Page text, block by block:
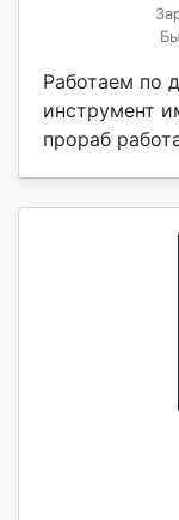
Работаем по
инструмент
прораб